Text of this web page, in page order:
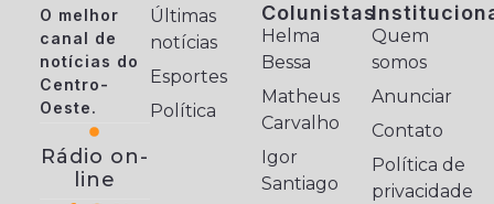
O melhor
canal de
notícias do
Centro-
Oeste.
Rádio on-
line
Últimas
notícias
Esportes
Política
Colunistas
Helma
Bessa
Matheus
Carvalho
Igor
Santiago
Quem
somos
Anunciar
Contato
Política de
privacidade